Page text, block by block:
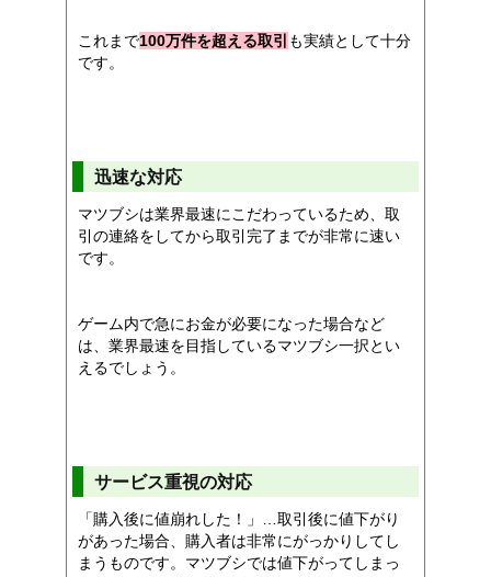
これまで100万件を超える取引 も実績として十分
です。
迅速な対応
マツブシは業界最速にこだわっているため、取
引の連絡をしてから取引完了までが非常に速い
です。
ゲーム内で急にお金が必要になった場合など
は、業界最速を目指しているマツブシ一択とい
えるでしょう。
サービス重視の対応
「購入後に値崩れした！」…取引後に値下がり
があった場合、購入者は非常にがっかりしてし
まうものです。マツブシでは値下がってしまっ